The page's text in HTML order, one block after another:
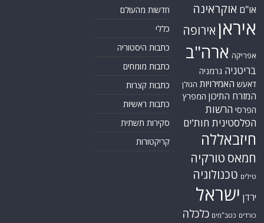
או"ם אוקראינה
איראן אירופה
אפריקה ארה"ב
בריטניה גרמניה
דאעש האמירויות הגולן
המזרח התיכון המפרץ
הפרסי הרשות
הפלסטינית חות'ים
חיזבאללה
חמאס טורקיה
טילים טכנולוגיה
ירדן ישראל
כורדים כטב"מים כלכלה
חדשות מהעולם
כללי
כתבות היסטוריה
כתבות מומחים
כתבות קצרות
כתבות ראשיות
סקירות תשתית
קריקטורות